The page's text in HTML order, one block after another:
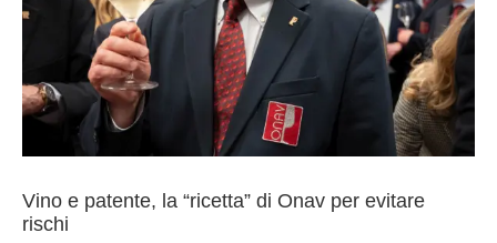
Vino e patente, la “ricetta” di Onav per evitare
rischi